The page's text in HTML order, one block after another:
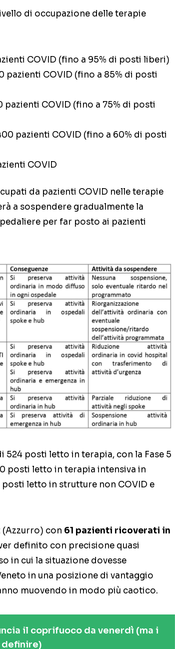
di occupazione delle terapie
COVID (fino a 95% di posti liberi)
pazienti COVID (fino a 85% di posti
pazienti COVID (fino a 75% di posti
pazienti COVID (fino a 60% di posti
COVID
da pazienti COVID nelle terapie
a sospendere gradualmente la
per far posto ai pazienti
524 posti letto in terapia, con la Fase 5
posti letto in terapia intensiva in
letto in strutture non COVID e
(Azzurro) con 61 pazienti ricoverati in
definito con precisione quasi
in cui la situazione dovesse
in una posizione di vantaggio
muovendo in modo più caotico.
il coprifuoco da venerdì (ma i
definire)